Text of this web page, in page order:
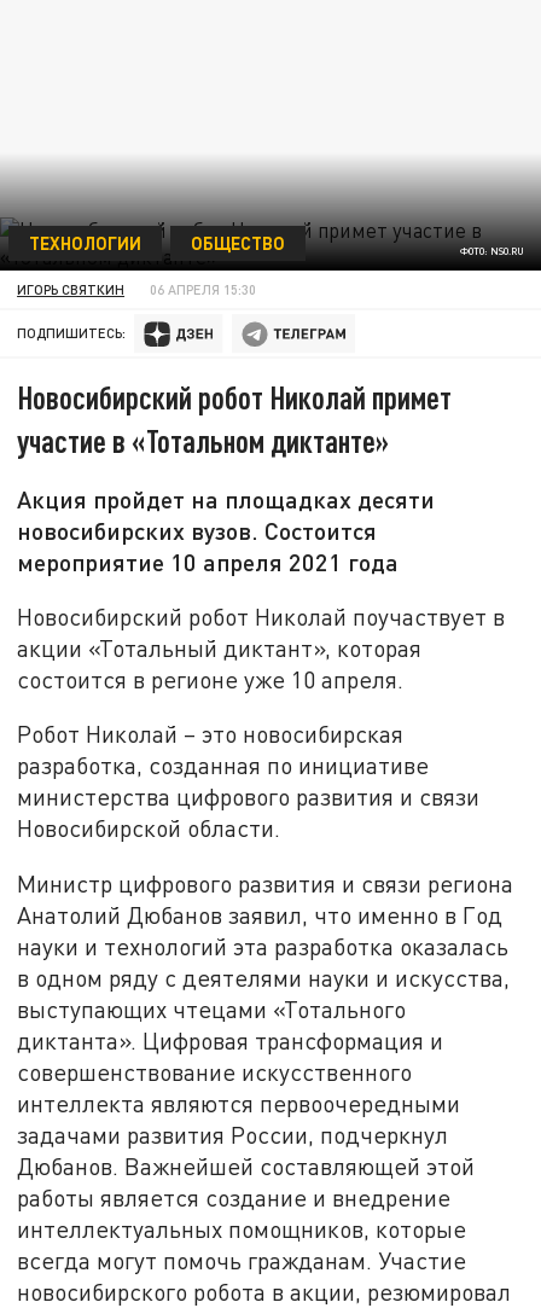
ФОТО: NSO.RU
ТЕХНОЛОГИИ ОБЩЕСТВО
ИГОРЬ СВЯТКИН 06 АПРЕЛЯ 15:30
ПОДПИШИТЕСЬ:
Новосибирский робот Николай примет
участие в «Тотальном диктанте»
Акция пройдет на площадках десяти
новосибирских вузов. Состоится
мероприятие 10 апреля 2021 года
Новосибирский робот Николай поучаствует в
акции «Тотальный диктант», которая
состоится в регионе уже 10 апреля.
Робот Николай – это новосибирская
разработка, созданная по инициативе
министерства цифрового развития и связи
Новосибирской области.
Министр цифрового развития и связи региона
Анатолий Дюбанов заявил, что именно в Год
науки и технологий эта разработка оказалась
в одном ряду с деятелями науки и искусства,
выступающих чтецами «Тотального
диктанта». Цифровая трансформация и
совершенствование искусственного
интеллекта являются первоочередными
задачами развития России, подчеркнул
Дюбанов. Важнейшей составляющей этой
работы является создание и внедрение
интеллектуальных помощников, которые
всегда могут помочь гражданам. Участие
новосибирского робота в акции, резюмировал